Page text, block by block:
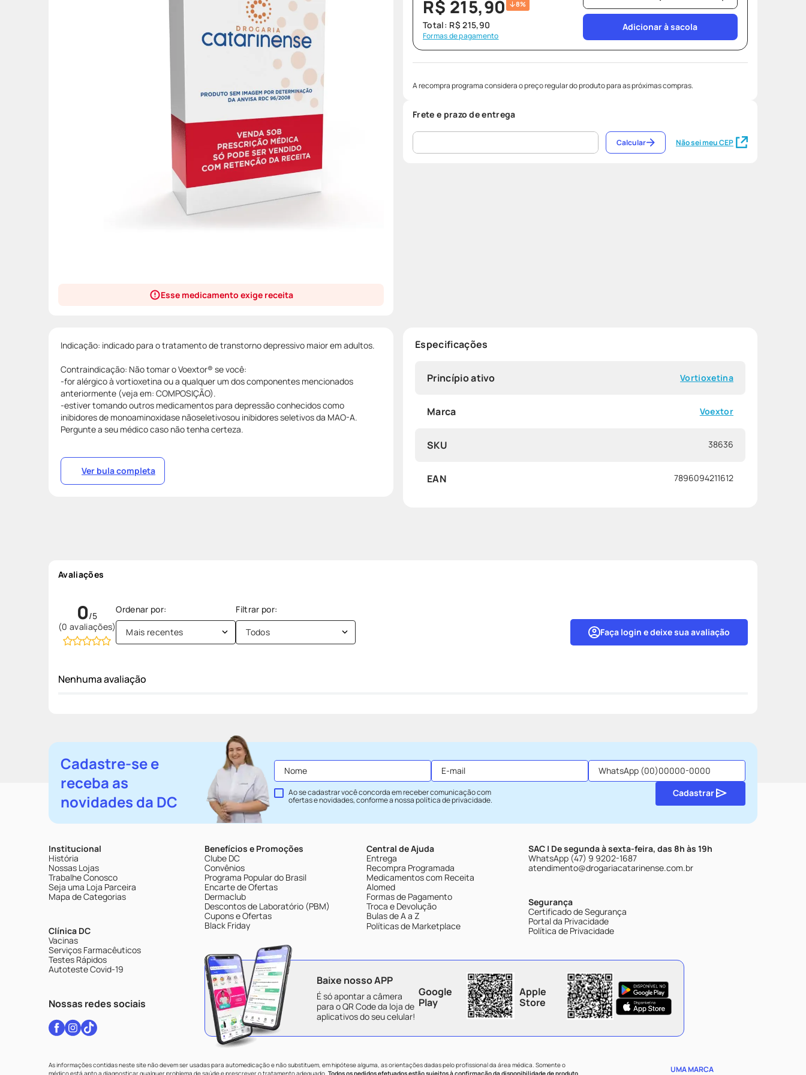
Esse medicamento exige receita
R$ 215,90 8%
Total: R$ 215,90
Formas de pagamento
Adicionar à sacola
A recompra programa considera o preço regular do produto para as próximas compras.
Frete e prazo de entrega
Não sei meu CEP
Calcular
Indicação: indicado para o tratamento de transtorno depressivo maior em adultos.
Contraindicação: Não tomar o Voextor® se você:
-for alérgico à vortioxetina ou a qualquer um dos componentes mencionados
anteriormente (veja em: COMPOSIÇÃO).
-estiver tomando outros medicamentos para depressão conhecidos como
inibidores de monoaminoxidase nãoseletivosou inibidores seletivos da MAO-A.
Pergunte a seu médico caso não tenha certeza.
Ver bula completa
Especificações
Princípio ativo Vortioxetina
Marca Voextor
SKU 38636
EAN 7896094211612
Avaliações
0
(0 avaliações) Faça login e deixe sua avaliação
Mais recentes Todos
Nenhuma avaliação
Cadastre-se e
receba as
novidades da DC
Ao se cadastrar você concorda em receber comunicação com
ofertas e novidades, conforme a nossapolítica de privacidade.
Cadastrar
Institucional
História
Nossas Lojas
Trabalhe Conosco
Seja uma Loja Parceira
Mapa de Categorias
Clínica DC
Vacinas
Serviços Farmacêuticos
Testes Rápidos
Autoteste Covid-19
Nossas redes sociais
Benefícios e Promoções
Clube DC
Convênios
Programa Popular do Brasil
Encarte de Ofertas
Dermaclub
Descontos de Laboratório (PBM)
Cupons e Ofertas
Black Friday
Central de Ajuda
Entrega
Recompra Programada
Medicamentos com Receita
Alomed
Formas de Pagamento
Troca e Devolução
Bulas de A a Z
Políticas de Marketplace
SAC | De segunda à sexta-feira, das 8h às 19h
WhatsApp (47) 9 9202-1687
atendimento@drogariacatarinense.com.br
Segurança
Certificado de Segurança
Portal da Privacidade
Política de Privacidade
Baixe nosso APP
É só apontar a câmera
para o QR Code da loja de
aplicativos do seu celular!
Google
Play
Apple
Store
As informações contidas neste site não devem ser usadas para automedicação e não substituem, em hipótese alguma, as orientações dadas pelo profissional da área médica. Somente o
médico está apto a diagnosticar qualquer problema de saúde e prescrever o tratamento adequado. Todos os pedidos efetuados estão sujeitos à confirmação da disponibilidade de produto UMA MARCA